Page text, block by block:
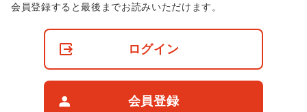
非
会員登録すると最後までお読みいただけます。
ログイン
会員登録